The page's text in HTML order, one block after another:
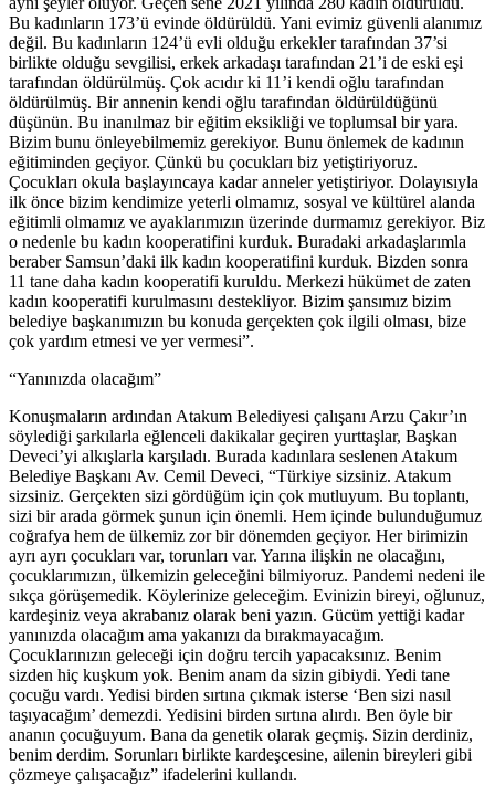
Bu kadınların 173’ü evinde öldürüldü. Yani evimiz güvenli alanımız
değil. Bu kadınların 124’ü evli olduğu erkekler tarafından 37’si
birlikte olduğu sevgilisi, erkek arkadaşı tarafından 21’i de eski eşi
tarafından öldürülmüş. Çok acıdır ki 11’i kendi oğlu tarafından
öldürülmüş. Bir annenin kendi oğlu tarafından öldürüldüğünü
düşünün. Bu inanılmaz bir eğitim eksikliği ve toplumsal bir yara.
Bizim bunu önleyebilmemiz gerekiyor. Bunu önlemek de kadının
eğitiminden geçiyor. Çünkü bu çocukları biz yetiştiriyoruz.
Çocukları okula başlayıncaya kadar anneler yetiştiriyor. Dolayısıyla
ilk önce bizim kendimize yeterli olmamız, sosyal ve kültürel alanda
eğitimli olmamız ve ayaklarımızın üzerinde durmamız gerekiyor. Biz
o nedenle bu kadın kooperatifini kurduk. Buradaki arkadaşlarımla
beraber Samsun’daki ilk kadın kooperatifini kurduk. Bizden sonra
11 tane daha kadın kooperatifi kuruldu. Merkezi hükümet de zaten
kadın kooperatifi kurulmasını destekliyor. Bizim şansımız bizim
belediye başkanımızın bu konuda gerçekten çok ilgili olması, bize
çok yardım etmesi ve yer vermesi”.
“Yanınızda olacağım”
Konuşmaların ardından Atakum Belediyesi çalışanı Arzu Çakır’ın
söylediği şarkılarla eğlenceli dakikalar geçiren yurttaşlar, Başkan
Deveci’yi alkışlarla karşıladı. Burada kadınlara seslenen Atakum
Belediye Başkanı Av. Cemil Deveci, “Türkiye sizsiniz. Atakum
sizsiniz. Gerçekten sizi gördüğüm için çok mutluyum. Bu toplantı,
sizi bir arada görmek şunun için önemli. Hem içinde bulunduğumuz
coğrafya hem de ülkemiz zor bir dönemden geçiyor. Her birimizin
ayrı ayrı çocukları var, torunları var. Yarına ilişkin ne olacağını,
çocuklarımızın, ülkemizin geleceğini bilmiyoruz. Pandemi nedeni ile
sıkça görüşemedik. Köylerinize geleceğim. Evinizin bireyi, oğlunuz,
kardeşiniz veya akrabanız olarak beni yazın. Gücüm yettiği kadar
yanınızda olacağım ama yakanızı da bırakmayacağım.
Çocuklarınızın geleceği için doğru tercih yapacaksınız. Benim
sizden hiç kuşkum yok. Benim anam da sizin gibiydi. Yedi tane
çocuğu vardı. Yedisi birden sırtına çıkmak isterse ‘Ben sizi nasıl
taşıyacağım’ demezdi. Yedisini birden sırtına alırdı. Ben öyle bir
ananın çocuğuyum. Bana da genetik olarak geçmiş. Sizin derdiniz,
benim derdim. Sorunları birlikte kardeşcesine, ailenin bireyleri gibi
çözmeye çalışacağız” ifadelerini kullandı.